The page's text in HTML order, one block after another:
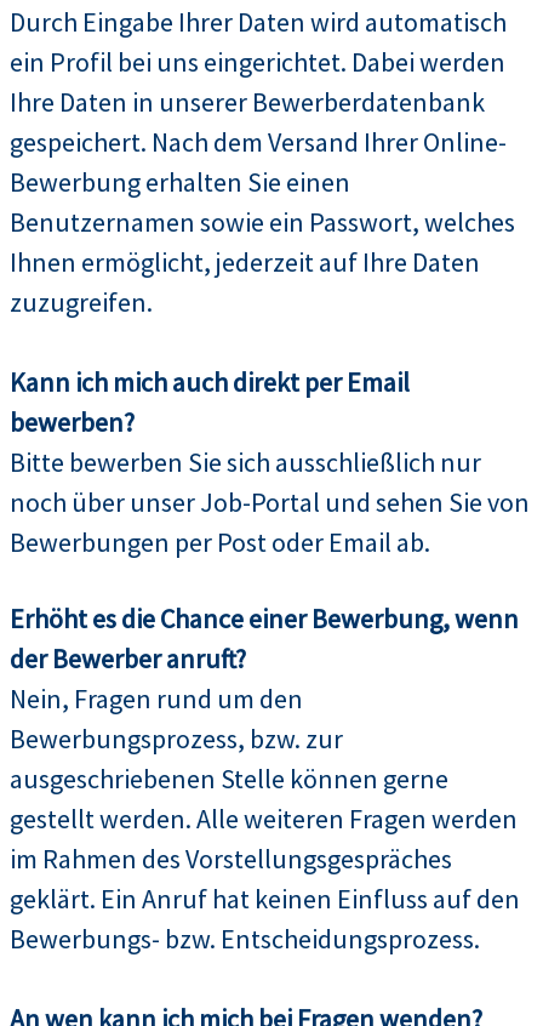
Durch Eingabe Ihrer Daten wird automatisch
ein Profil bei uns eingerichtet. Dabei werden
Ihre Daten in unserer Bewerberdatenbank
gespeichert. Nach dem Versand Ihrer Online-
Bewerbung erhalten Sie einen
Benutzernamen sowie ein Passwort, welches
Ihnen ermöglicht, jederzeit auf Ihre Daten
zuzugreifen.
Kann ich mich auch direkt per Email
bewerben?
Bitte bewerben Sie sich ausschließlich nur
noch über unser Job-Portal und sehen Sie von
Bewerbungen per Post oder Email ab.
Erhöht es die Chance einer Bewerbung, wenn
der Bewerber anruft?
Nein, Fragen rund um den
Bewerbungsprozess, bzw. zur
ausgeschriebenen Stelle können gerne
gestellt werden. Alle weiteren Fragen werden
im Rahmen des Vorstellungsgespräches
geklärt. Ein Anruf hat keinen Einfluss auf den
Bewerbungs- bzw. Entscheidungsprozess.
An wen kann ich mich bei Fragen wenden?